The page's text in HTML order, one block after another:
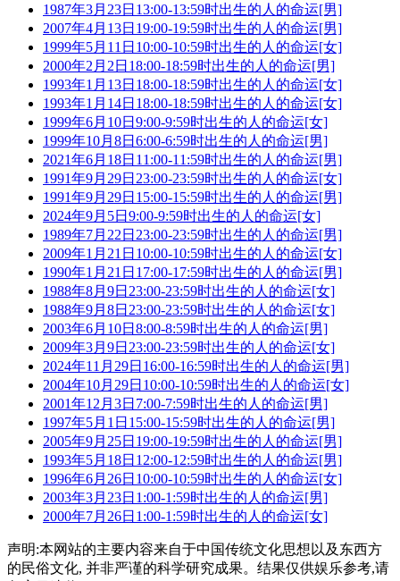
1987年3月23日13:00-13:59时出生的人的命运[男]
2007年4月13日19:00-19:59时出生的人的命运[男]
1999年5月11日10:00-10:59时出生的人的命运[女]
2000年2月2日18:00-18:59时出生的人的命运[男]
1993年1月13日18:00-18:59时出生的人的命运[女]
1993年1月14日18:00-18:59时出生的人的命运[女]
1999年6月10日9:00-9:59时出生的人的命运[女]
1999年10月8日6:00-6:59时出生的人的命运[男]
2021年6月18日11:00-11:59时出生的人的命运[男]
1991年9月29日23:00-23:59时出生的人的命运[女]
1991年9月29日15:00-15:59时出生的人的命运[男]
2024年9月5日9:00-9:59时出生的人的命运[女]
1989年7月22日23:00-23:59时出生的人的命运[男]
2009年1月21日10:00-10:59时出生的人的命运[女]
1990年1月21日17:00-17:59时出生的人的命运[男]
1988年8月9日23:00-23:59时出生的人的命运[女]
1988年9月8日23:00-23:59时出生的人的命运[女]
2003年6月10日8:00-8:59时出生的人的命运[男]
2009年3月9日23:00-23:59时出生的人的命运[女]
2024年11月29日16:00-16:59时出生的人的命运[男]
2004年10月29日10:00-10:59时出生的人的命运[女]
2001年12月3日7:00-7:59时出生的人的命运[男]
1997年5月1日15:00-15:59时出生的人的命运[男]
2005年9月25日19:00-19:59时出生的人的命运[男]
1993年5月18日12:00-12:59时出生的人的命运[男]
1996年6月26日10:00-10:59时出生的人的命运[女]
2003年3月23日1:00-1:59时出生的人的命运[男]
2000年7月26日1:00-1:59时出生的人的命运[女]
声明:本网站的主要内容来自于中国传统文化思想以及东西方
的民俗文化, 并非严谨的科学研究成果。结果仅供娱乐参考,请